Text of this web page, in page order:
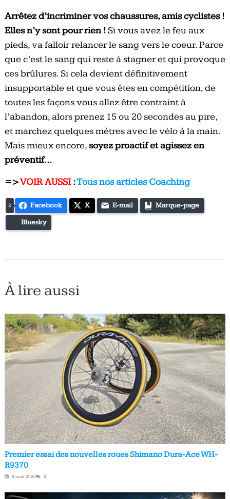
Arrêtez d’incriminer vos chaussures, amis cyclistes !
Elles n’y sont pour rien !Si vous avez le feu aux
pieds, va falloir relancer le sang vers le coeur. Parce
que c’est le sang qui reste à stagner et qui provoque
ces brûlures. Si cela devient définitivement
insupportable et que vous êtes en compétition, de
toutes les façons vous allez être contraint à
l’abandon, alors prenez 15 ou 20 secondes au pire,
et marchez quelques mètres avec le vélo à la main.
Mais mieux encore,soyez proactif et agissez en
préventif…
=>VOIR AUSSI:Tous nos articles Coaching
2 Facebook X E-mail Marque-page
Bluesky
À lire aussi
Premier essai des nouvelles roues Shimano Dura-Ace WH-
R9370
8 août 2026 0